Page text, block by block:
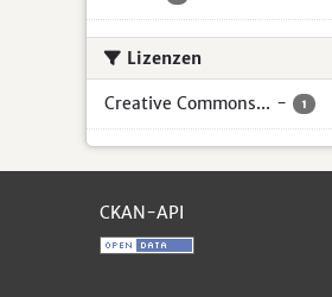
Lizenzen
Creative Commons... - 1
CKAN-API